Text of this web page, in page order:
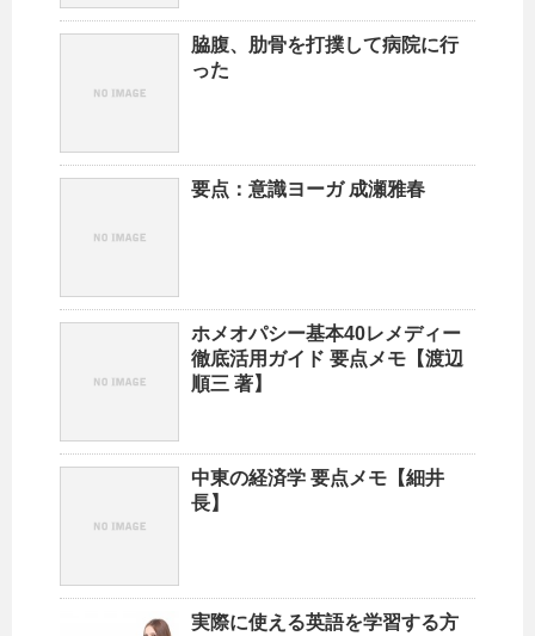
脇腹、肋骨を打撲して病院に行
った
要点：意識ヨーガ 成瀬雅春
ホメオパシー基本40レメディー
徹底活用ガイド 要点メモ【渡辺
順三 著】
中東の経済学 要点メモ【細井
長】
実際に使える英語を学習する方